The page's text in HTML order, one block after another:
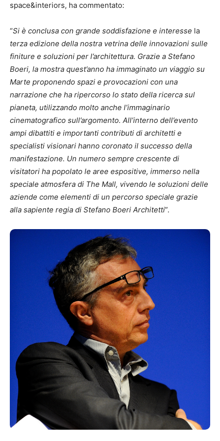
space&interiors, ha commentato:
“Si è conclusa con grande soddisfazione e interesse la
terza edizione della nostra vetrina delle innovazioni sulle
finiture e soluzioni per l’architettura. Grazie a Stefano
Boeri, la mostra quest’anno ha immaginato un viaggio su
Marte proponendo spazi e provocazioni con una
narrazione che ha ripercorso lo stato della ricerca sul
pianeta, utilizzando molto anche l’immaginario
cinematografico sull’argomento. All’interno dell’evento
ampi dibattiti e importanti contributi di architetti e
specialisti visionari hanno coronato il successo della
manifestazione. Un numero sempre crescente di
visitatori ha popolato le aree espositive, immerso nella
speciale atmosfera di The Mall, vivendo le soluzioni delle
aziende come elementi di un percorso speciale grazie
alla sapiente regia di Stefano Boeri Architetti”.